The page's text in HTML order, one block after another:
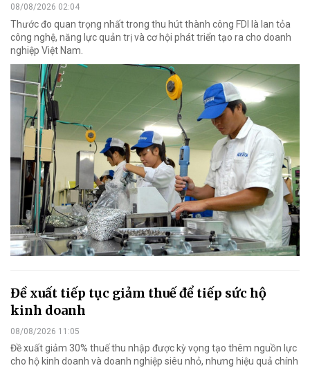
08/08/2026 02:04
Thước đo quan trọng nhất trong thu hút thành công FDI là lan tỏa
công nghệ, năng lực quản trị và cơ hội phát triển tạo ra cho doanh
nghiệp Việt Nam.
Đề xuất tiếp tục giảm thuế để tiếp sức hộ
kinh doanh
08/08/2026 11:05
Đề xuất giảm 30% thuế thu nhập được kỳ vọng tạo thêm nguồn lực
cho hộ kinh doanh và doanh nghiệp siêu nhỏ, nhưng hiệu quả chính